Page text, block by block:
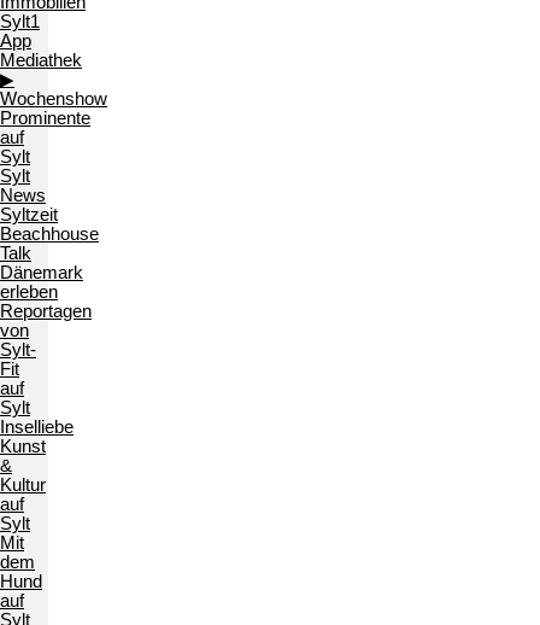
Sylt1
App
Mediathek
▶
Wochenshow
Prominente
auf
Sylt
Sylt
News
Syltzeit
Beachhouse
Talk
Dänemark
erleben
Reportagen
von
Sylt-
Fit
auf
Sylt
Inselliebe
Kunst
&
Kultur
auf
Sylt
Mit
dem
Hund
auf
Sylt